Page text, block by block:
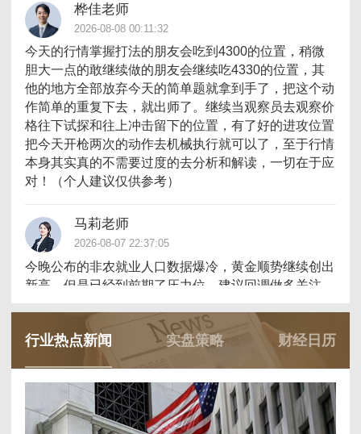
桦佳老师
2026-08-08 00:11:32
今天的行情掌握打法的朋友会吃到4300的位置，稍微
胆大一点的敢继续做的朋友会继续吃4330的位置，其
他的地方全部放弃今天的简单题就拿到手了，把这个动
作简单的重复下去，就出师了。继续当观察员去观察价
格往下试探和往上冲击留下的位置，有了好的进攻位置
把今天开枪两次的动作去机械执行就可以了，至于行情
本身其实真的不需要过度的去分析和解读，一切在于应
对！（个人建议仅供参考）
马莉老师
2026-08-07 22:37:05
今晚公布的非农就业人口数据爆冷，黄金顺势继续创出
新高，但是已经到前期了压力位，建议回调做多关注
听枫老师
2026-08-07 21:09:32
非农利多，行情上行冲击4370区域，从结构上行情呈
现了加速上涨到逼空上涨再到加速拉升，浪型结构完成
趋势，美盘关注第一支撑4330/4335区域支撑，第二支
行业热点新闻 实盘策略 财经日历